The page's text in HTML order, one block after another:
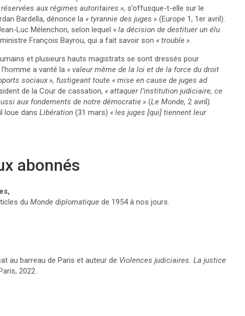
aux régimes autoritaires », s’offusque-t-elle sur le
Bardella, dénonce la «tyrannie des juges » (Europe 1, 1er avril).
Luc Mélenchon, selon lequel «la décision de destituer un élu
François Bayrou, qui a fait savoir son «trouble ».
et plusieurs hauts magistrats se sont dressés pour
a vanté la « valeur même de la loi et de la force du droit
sociaux», fustigeant toute «mise en cause de juges ad
de la Cour de cassation, «attaquer l’institution judiciaire, ce
aux fondements de notre démocratie » (Le Monde, 2 avril).
loue dans Libération (31 mars) «les juges [qui] tiennent leur
abonnés
du Monde diplomatique de 1954 à nos jours.
au barreau de Paris et auteur de Violences judiciaires. La justice
2022.